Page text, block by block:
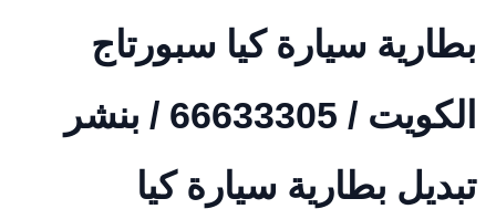
بطارية سيارة كيا سبورتاج
الكويت / 66633305 / بنشر
تبديل بطارية سيارة كيا